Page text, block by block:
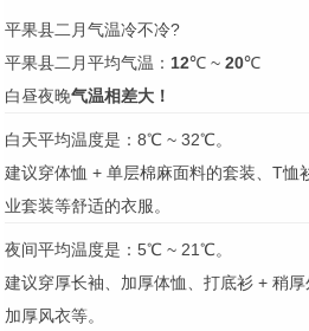
平果县二月气温冷不冷?
平果县二月平均气温： 12℃ ~ 20℃
白昼夜晚气温相差大！
白天平均温度是：8℃ ~ 32℃。
建议穿体恤 + 单层棉麻面料的套装、T恤
业套装等舒适的衣服。
夜间平均温度是：5℃ ~ 21℃。
建议穿厚长袖、加厚体恤、打底衫 + 稍厚
加厚风衣等。